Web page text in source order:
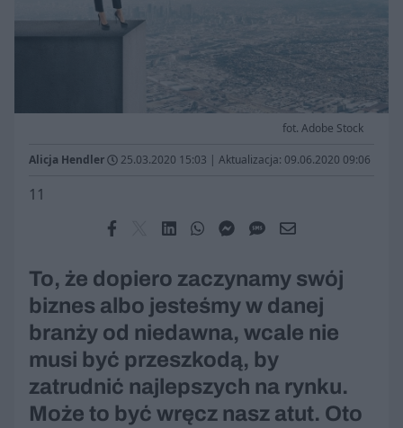
fot. Adobe Stock
Alicja Hendler 25.03.2020 15:03 | Aktualizacja: 09.06.2020 09:06
11
To, że dopiero zaczynamy swój
biznes albo jesteśmy w danej
branży od niedawna, wcale nie
musi być przeszkodą, by
zatrudnić najlepszych na rynku.
Może to być wręcz nasz atut. Oto